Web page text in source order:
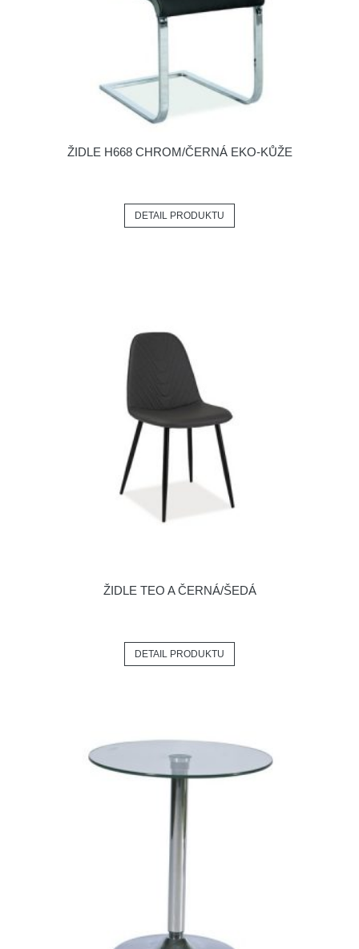
ŽIDLE H668 CHROM/ČERNÁ EKO-KŮŽE
DETAIL PRODUKTU
ŽIDLE TEO A ČERNÁ/ŠEDÁ
DETAIL PRODUKTU